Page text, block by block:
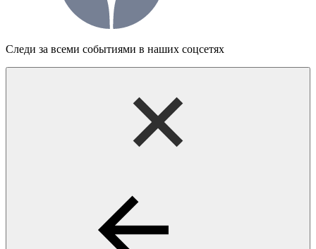
Следи за всеми событиями в наших соцсетях